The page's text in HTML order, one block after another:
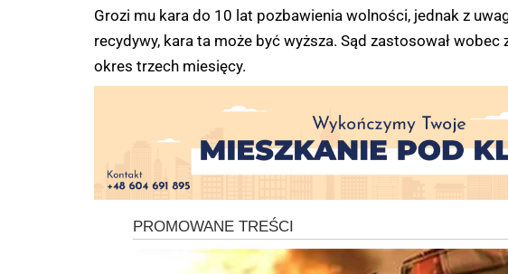
Grozi mu kara do 10 lat pozbawienia wolności, jednak z
recydywy, kara ta może być wyższa. Sąd zastosował
okres trzech miesięcy.